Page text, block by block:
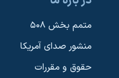
متمم بخش ۵۰۸
منشور صدای آمریکا
حقوق و مقررات